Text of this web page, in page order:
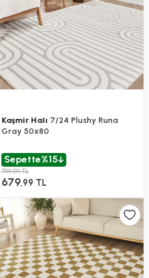
Kaşmir Halı 7/24 Plushy Runa
Gray 50x80
Sepette%15
799,99 TL
679,99 TL